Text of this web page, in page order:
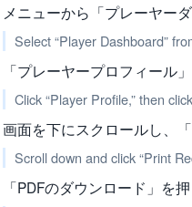
メニューから「プレーヤー
Select “Player Dashboard”
「プレーヤープロフィール
Click “Player Profile,” then
画面を下にスクロールし、
Scroll down and click “Print
「PDFのダウンロード」を